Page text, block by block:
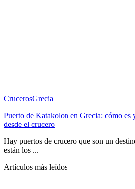
CrucerosGrecia
Puerto de Katakolon en Grecia: cómo es
desde el crucero
Hay puertos de crucero que son un
están los ...
Artículos más leídos